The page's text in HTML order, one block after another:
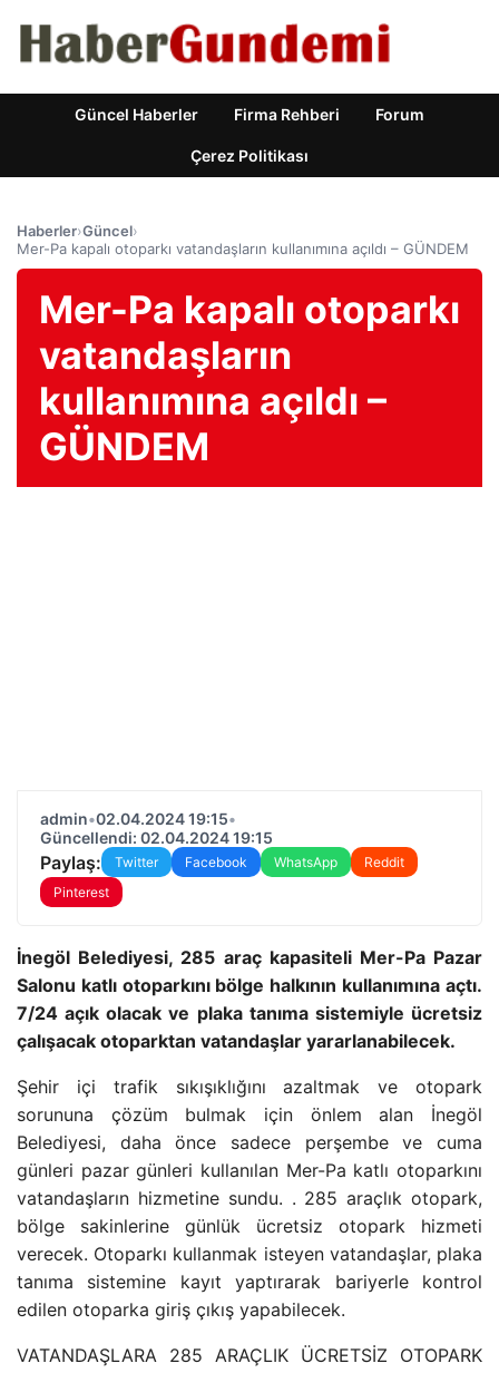
Güncel Haberler Firma Rehberi Forum
Çerez Politikası
Haberler›Güncel›
Mer-Pa kapalı otoparkı vatandaşların kullanımına açıldı – GÜNDEM
Mer-Pa kapalı otoparkı
vatandaşların
kullanımına açıldı –
GÜNDEM
admin•02.04.2024 19:15•
Güncellendi: 02.04.2024 19:15
Paylaş: Twitter Facebook WhatsApp
Reddit
Pinterest
İnegöl Belediyesi, 285 araç kapasiteli Mer-Pa Pazar
Salonu katlı otoparkını bölge halkının kullanımına açtı.
7/24 açık olacak ve plaka tanıma sistemiyle ücretsiz
çalışacak otoparktan vatandaşlar yararlanabilecek.
Şehir içi trafik sıkışıklığını azaltmak ve otopark
sorununa çözüm bulmak için önlem alan İnegöl
Belediyesi, daha önce sadece perşembe ve cuma
günleri pazar günleri kullanılan Mer-Pa katlı otoparkını
vatandaşların hizmetine sundu. . 285 araçlık otopark,
bölge sakinlerine günlük ücretsiz otopark hizmeti
verecek. Otoparkı kullanmak isteyen vatandaşlar, plaka
tanıma sistemine kayıt yaptırarak bariyerle kontrol
edilen otoparka giriş çıkış yapabilecek.
VATANDAŞLARA 285 ARAÇLIK ÜCRETSİZ OTOPARK